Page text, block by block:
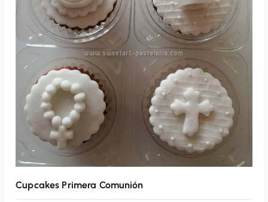
Agenda Por WhatsApp
Cupcakes Primera Comunión